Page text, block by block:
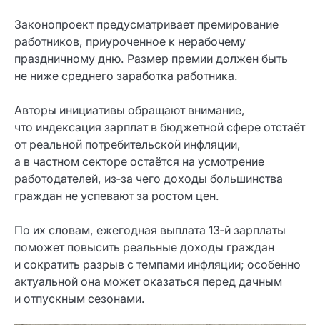
Законопроект предусматривает премирование
работников, приуроченное к нерабочему
праздничному дню. Размер премии должен быть
не ниже среднего заработка работника.
Авторы инициативы обращают внимание,
что индексация зарплат в бюджетной сфере отстаёт
от реальной потребительской инфляции,
а в частном секторе остаётся на усмотрение
работодателей, из‑за чего доходы большинства
граждан не успевают за ростом цен.
По их словам, ежегодная выплата 13‑й зарплаты
поможет повысить реальные доходы граждан
и сократить разрыв с темпами инфляции; особенно
актуальной она может оказаться перед дачным
и отпускным сезонами.